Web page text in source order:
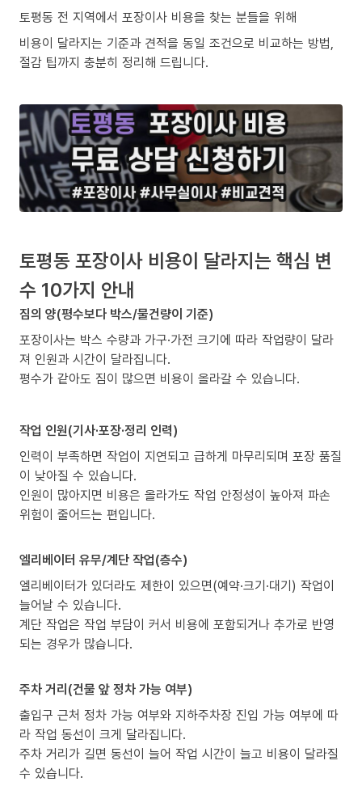
토평동 전 지역에서 포장이사 비용을 찾는 분들을 위해
비용이 달라지는 기준과 견적을 동일 조건으로 비교하는 방법,
절감 팁까지 충분히 정리해 드립니다.
토평동 포장이사 비용이 달라지는 핵심 변
수 10가지 안내
짐의 양(평수보다 박스/물건량이 기준)
포장이사는 박스 수량과 가구·가전 크기에 따라 작업량이 달라
져 인원과 시간이 달라집니다.
평수가 같아도 짐이 많으면 비용이 올라갈 수 있습니다.
작업 인원(기사·포장·정리 인력)
인력이 부족하면 작업이 지연되고 급하게 마무리되며 포장 품질
이 낮아질 수 있습니다.
인원이 많아지면 비용은 올라가도 작업 안정성이 높아져 파손
위험이 줄어드는 편입니다.
엘리베이터 유무/계단 작업(층수)
엘리베이터가 있더라도 제한이 있으면(예약·크기·대기) 작업이
늘어날 수 있습니다.
계단 작업은 작업 부담이 커서 비용에 포함되거나 추가로 반영
되는 경우가 많습니다.
주차 거리(건물 앞 정차 가능 여부)
출입구 근처 정차 가능 여부와 지하주차장 진입 가능 여부에 따
라 작업 동선이 크게 달라집니다.
주차 거리가 길면 동선이 늘어 작업 시간이 늘고 비용이 달라질
수 있습니다.